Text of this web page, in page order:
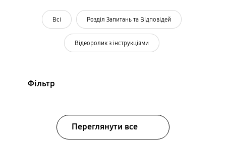
Всі Розділ Запитань та Відповідей
Відеоролик з інструкціями
Фільтр
Переглянути все